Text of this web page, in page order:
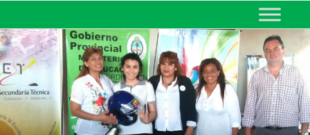
MINISTERIO DE EDUCACIÓN
DE CORRIENTES